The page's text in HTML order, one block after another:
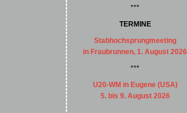
***
TERMINE
Stabhochsprungmeeting
in Fraubrunnen, 1. August 2026
***
U20-WM in Eugene (USA)
5. bis 9. August 2026